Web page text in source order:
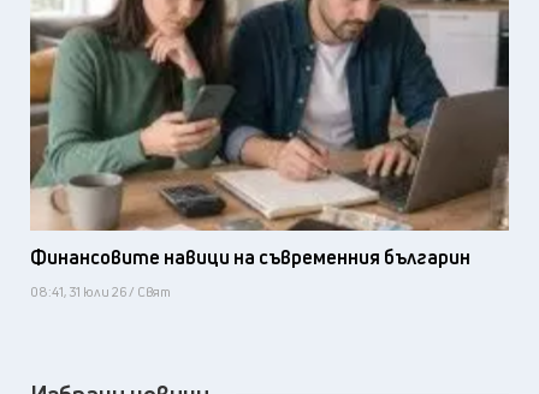
Финансовите навици на съвременния българин
08:41, 31 юли 26 / Свят